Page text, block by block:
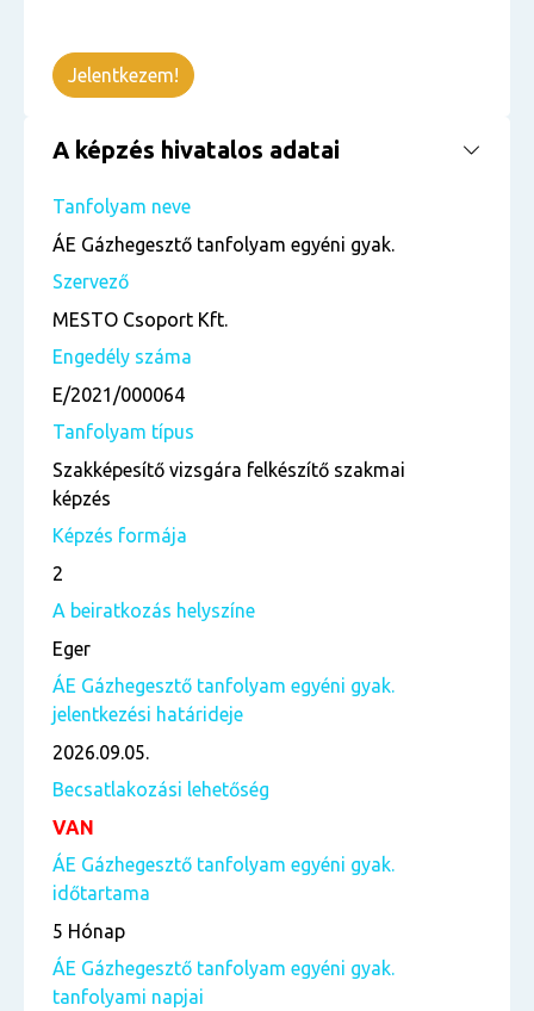
Jelentkezem!
A képzés hivatalos adatai
Tanfolyam neve
ÁE Gázhegesztő tanfolyam egyéni gyak.
Szervező
MESTO Csoport Kft.
Engedély száma
E/2021/000064
Tanfolyam típus
Szakképesítő vizsgára felkészítő szakmai
képzés
Képzés formája
2
A beiratkozás helyszíne
Eger
ÁE Gázhegesztő tanfolyam egyéni gyak.
jelentkezési határideje
2026.09.05.
Becsatlakozási lehetőség
VAN
ÁE Gázhegesztő tanfolyam egyéni gyak.
időtartama
5 Hónap
ÁE Gázhegesztő tanfolyam egyéni gyak.
tanfolyami napjai